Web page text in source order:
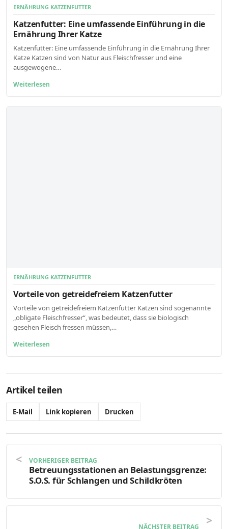
ERNÄHRUNG KATZENFUTTER
Katzenfutter: Eine umfassende Einführung in die
Ernährung Ihrer Katze
Katzenfutter: Eine umfassende Einführung in die Ernährung Ihrer
Katze Katzen sind von Natur aus Fleischfresser und eine
ausgewogene…
Weiterlesen
ERNÄHRUNG KATZENFUTTER
Vorteile von getreidefreiem Katzenfutter
Vorteile von getreidefreiem Katzenfutter Katzen sind sogenannte
„obligate Fleischfresser“, was bedeutet, dass sie biologisch
gesehen Fleisch fressen müssen,…
Weiterlesen
Artikel teilen
E-Mail Link kopieren Drucken
VORHERIGER BEITRAG
Betreuungsstationen an Belastungsgrenze:
S.O.S. für Schlangen und Schildkröten
NÄCHSTER BEITRAG